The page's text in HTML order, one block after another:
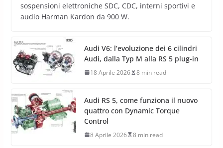
sospensioni elettroniche SDC, CDC, interni sportivi e
audio Harman Kardon da 900 W.
Audi V6: l’evoluzione dei 6 cilindri
Audi, dalla Typ M alla RS 5 plug-in
18 Aprile 2026 8 min read
Audi RS 5, come funziona il nuovo
quattro con Dynamic Torque
Control
8 Aprile 2026 8 min read